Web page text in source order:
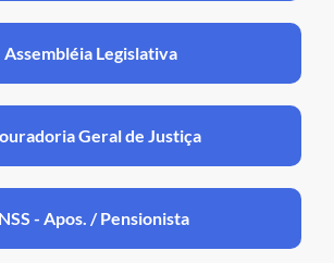
Assembléia Legislativa
Geral de Justiça
- Apos. / Pensionista